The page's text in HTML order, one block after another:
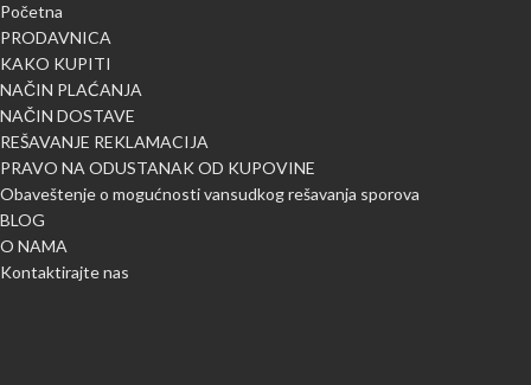
Početna
PRODAVNICA
KAKO KUPITI
NAČIN PLAĆANJA
NAČIN DOSTAVE
REŠAVANJE REKLAMACIJA
PRAVO NA ODUSTANAK OD KUPOVINE
Obaveštenje o mogućnosti vansudkog rešavanja sporova
BLOG
O NAMA
Kontaktirajte nas